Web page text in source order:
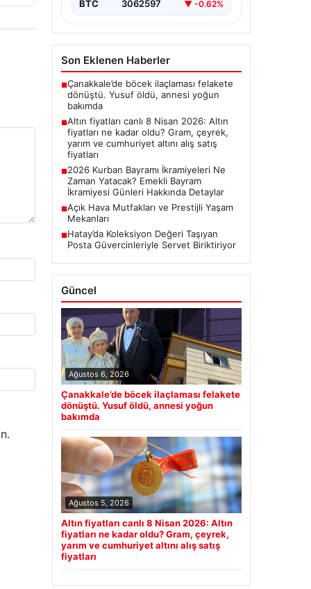
BTC 3062597 ▼ -0.62%
Son Eklenen Haberler
■Çanakkale’de böcek ilaçlaması felakete
dönüştü. Yusuf öldü, annesi yoğun
bakımda
■Altın fiyatları canlı 8 Nisan 2026: Altın
fiyatları ne kadar oldu? Gram, çeyrek,
yarım ve cumhuriyet altını alış satış
fiyatları
■2026 Kurban Bayramı İkramiyeleri Ne
Zaman Yatacak? Emekli Bayram
İkramiyesi Günleri Hakkında Detaylar
■Açık Hava Mutfakları ve Prestijli Yaşam
Mekanları
■Hatay’da Koleksiyon Değeri Taşıyan
Posta Güvercinleriyle Servet Biriktiriyor
Güncel
Ağustos 6, 2026
Çanakkale’de böcek ilaçlaması felakete
dönüştü. Yusuf öldü, annesi yoğun
bakımda
Ağustos 5, 2026
Altın fiyatları canlı 8 Nisan 2026: Altın
fiyatları ne kadar oldu? Gram, çeyrek,
yarım ve cumhuriyet altını alış satış
fiyatları